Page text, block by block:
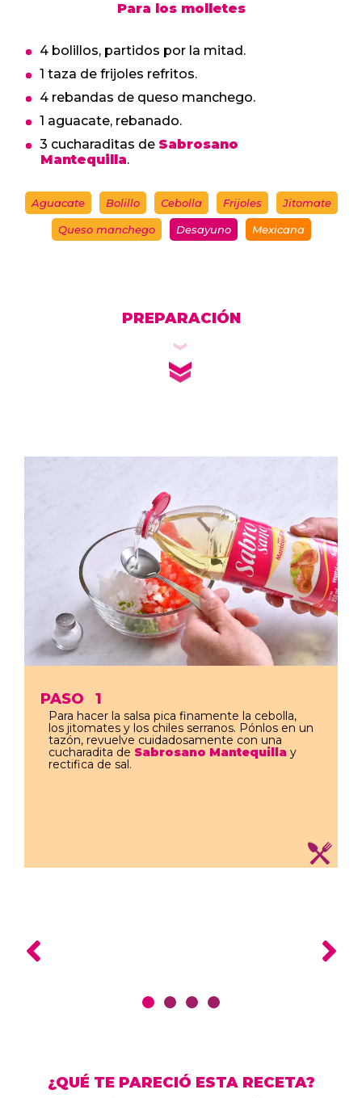
Para los molletes
4 bolillos, partidos por la mitad.
1 taza de frijoles refritos.
4 rebandas de queso manchego.
1 aguacate, rebanado.
3 cucharaditas de Sabrosano
Mantequilla.
Aguacate Bolillo Cebolla Frijoles Jitomate
Queso manchego Desayuno Mexicana
PREPARACIÓN
PASO 1
Para hacer la salsa pica finamente la cebolla,
los jitomates y los chiles serranos. Pónlos en un
tazón, revuelve cuidadosamente con una
cucharadita de Sabrosano Mantequilla y
rectifica de sal.
¿QUÉ TE PARECIÓ ESTA RECETA?